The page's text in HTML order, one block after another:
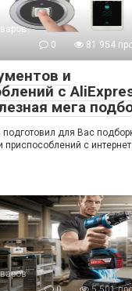
0
81 954
и
с
мега
для Вас
приспособлений с